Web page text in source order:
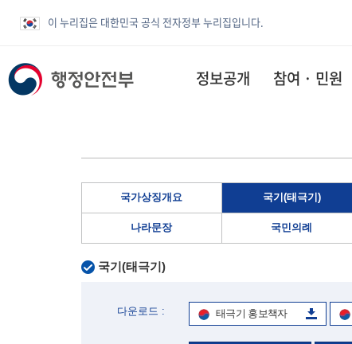
이 누리집은 대한민국 공식 전자정부 누리집입니다.
정보공개 참여 · 민원
국가상징개요 국기(태극기)
나라문장 국민의례
국기(태극기)
다운로드 : 태극기 홍보책자